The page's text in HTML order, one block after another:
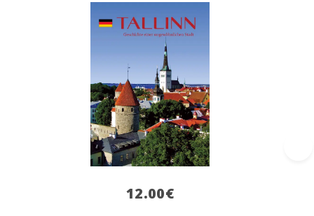
12.00€